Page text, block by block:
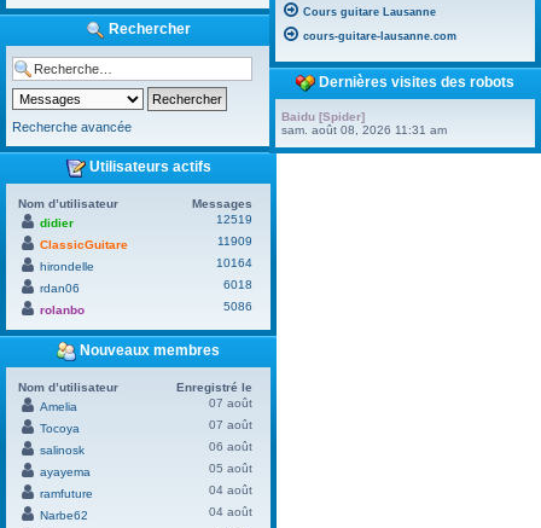
Rechercher
Recherche avancée
Utilisateurs actifs
Nom d’utilisateur
Messages
didier
12519
ClassicGuitare
11909
hirondelle
10164
rdan06
6018
rolanbo
5086
Nouveaux membres
Nom d’utilisateur
Enregistré le
Amelia
07 août
Tocoya
07 août
salinosk
06 août
ayayema
05 août
ramfuture
04 août
Narbe62
04 août
Cours guitare Lausanne
cours-guitare-lausanne.com
Dernières visites des robots
Baidu [Spider]
sam. août 08, 2026 11:31 am